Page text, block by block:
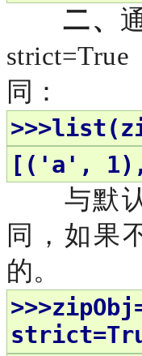
二、
同：
[('a',
与默
同，如果
的。